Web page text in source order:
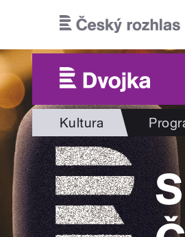
Kultura